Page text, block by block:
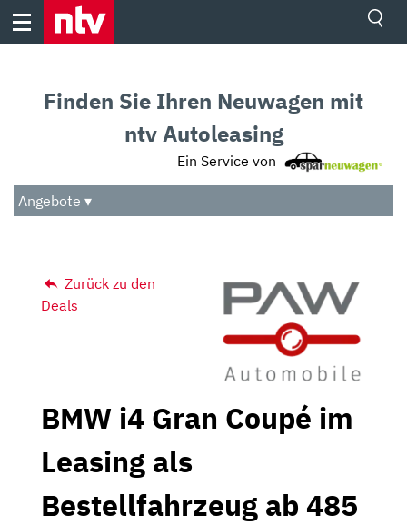
Skip
Audio
Das Beste
Finden Sie Ihren Neuwagen mit
ntv Autoleasing
Ein Service von
Angebote ▾
Zurück zu den
Deals
BMW i4 Gran Coupé im
Leasing als
Bestellfahrzeug ab 485